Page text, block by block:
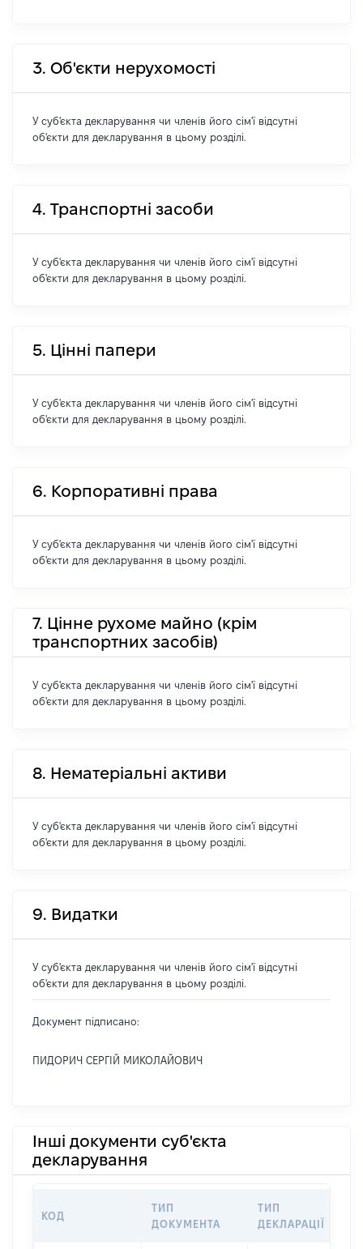
3. Об'єкти нерухомості
У суб'єкта декларування чи членів його сім'ї відсутні
об'єкти для декларування в цьому розділі.
4. Транспортні засоби
У суб'єкта декларування чи членів його сім'ї відсутні
об'єкти для декларування в цьому розділі.
5. Цінні папери
У суб'єкта декларування чи членів його сім'ї відсутні
об'єкти для декларування в цьому розділі.
6. Корпоративні права
У суб'єкта декларування чи членів його сім'ї відсутні
об'єкти для декларування в цьому розділі.
7. Цінне рухоме майно (крім
транспортних засобів)
У суб'єкта декларування чи членів його сім'ї відсутні
об'єкти для декларування в цьому розділі.
8. Нематеріальні активи
У суб'єкта декларування чи членів його сім'ї відсутні
об'єкти для декларування в цьому розділі.
9. Видатки
У суб'єкта декларування чи членів його сім'ї відсутні
об'єкти для декларування в цьому розділі.
Документ підписано:
ПИДОРИЧ СЕРГІЙ МИКОЛАЙОВИЧ
Інші документи суб'єкта
декларування
КОД
ТИП
ДОКУМЕНТА
ТИП
ДЕКЛАРАЦІЇ